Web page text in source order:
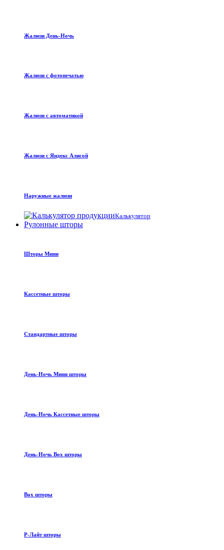
Жалюзи День-Ночь
Жалюзи с фотопечатью
Жалюзи с автоматикой
Жалюзи с Яндекс Алисой
Наружные жалюзи
Калькулятор
Рулонные шторы
Шторы Мини
Кассетные шторы
Стандартные шторы
День-Ночь Мини шторы
День-Ночь Кассетные шторы
День-Ночь Box шторы
Box шторы
Р-Лайт шторы